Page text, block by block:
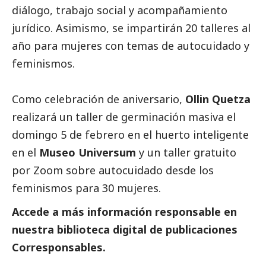
diálogo, trabajo social y acompañamiento
jurídico. Asimismo, se impartirán 20 talleres al
año para mujeres con temas de autocuidado y
feminismos.
Como celebración de aniversario, Ollin Quetza
realizará un taller de germinación masiva el
domingo 5 de febrero en el huerto inteligente
en el Museo Universum y un taller gratuito
por Zoom sobre autocuidado desde los
feminismos para 30 mujeres.
Accede a más información responsable en
nuestra biblioteca digital de publicaciones
Corresponsables.